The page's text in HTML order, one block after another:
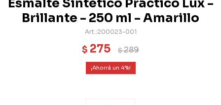
Esmalte Sintético Práctico Lux -
Brillante - 250 ml - Amarillo
200023-001
$ 275 $289
4